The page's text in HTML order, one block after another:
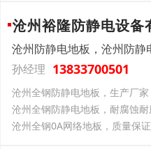
沧州裕隆防静电设备
沧州防静电地板，沧州防
孙经理 13833700501
沧州全钢防静电地板，生产厂
沧州全钢防静电地板，耐腐蚀耐
沧州全钢0A网络地板，质量保